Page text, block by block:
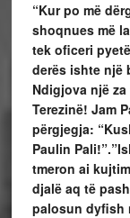
“Kur po më
shoqnues më
tek oficeri
derës ishte një
Ndigjova një
Terezinë! Jam
përgjegja:
Paulin
tmeron ai
djalë aq të
palosun dyfish